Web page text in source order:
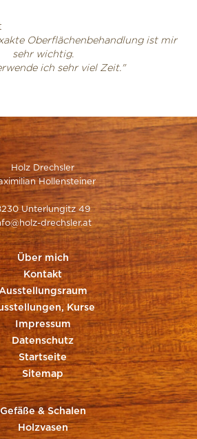
Oberflächenbehandlung ist mir
sehr wichtig.
ich sehr viel Zeit."
Holz Drechsler
Hollensteiner
Unterlungitz 49
drechsler.at
Über mich
Kontakt
Kurse
Impressum
Datenschutz
Startseite
Sitemap
Gefäße & Schalen
Holzvasen